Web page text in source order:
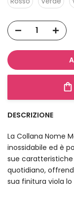
DESCRIZIONE
La Collana Nome
inossidabile ed è
sue
quotidiano,
sua finitura viola